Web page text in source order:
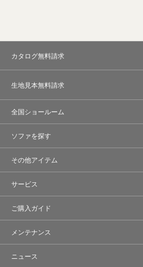
カタログ無料請求
生地見本無料請求
全国ショールーム
ソファを探す
その他アイテム
サービス
ご購入ガイド
メンテナンス
ニュース